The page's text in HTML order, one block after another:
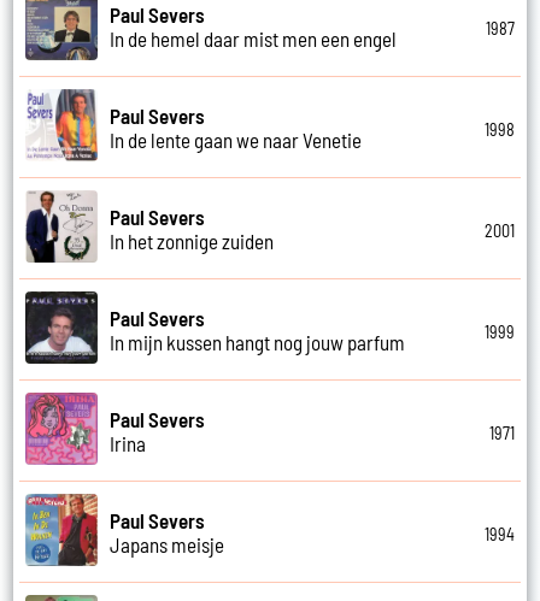
Paul Severs
In de hemel daar mist men een engel
1987
Paul Severs
In de lente gaan we naar Venetie
1998
Paul Severs
In het zonnige zuiden
2001
Paul Severs
In mijn kussen hangt nog jouw parfum
1999
Paul Severs
Irina
1971
Paul Severs
Japans meisje
1994